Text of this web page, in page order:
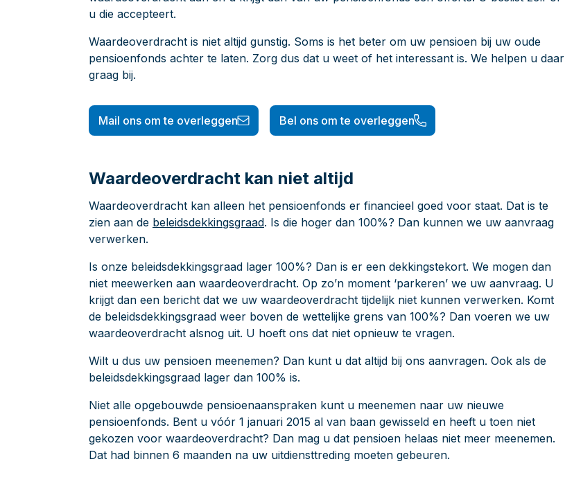
u die accepteert.
Waardeoverdracht is niet altijd gunstig. Soms is het beter om uw pensioen bij uw oude
pensioenfonds achter te laten. Zorg dus dat u weet of het interessant is. We helpen u daar
graag bij.
Mail ons om te overleggen Bel ons om te overleggen
Waardeoverdracht kan niet altijd
Waardeoverdracht kan alleen het pensioenfonds er financieel goed voor staat. Dat is te
zien aan de beleidsdekkingsgraad. Is die hoger dan 100%? Dan kunnen we uw aanvraag
verwerken.
Is onze beleidsdekkingsgraad lager 100%? Dan is er een dekkingstekort. We mogen dan
niet meewerken aan waardeoverdracht. Op zo’n moment ‘parkeren’ we uw aanvraag. U
krijgt dan een bericht dat we uw waardeoverdracht tijdelijk niet kunnen verwerken. Komt
de beleidsdekkingsgraad weer boven de wettelijke grens van 100%? Dan voeren we uw
waardeoverdracht alsnog uit. U hoeft ons dat niet opnieuw te vragen.
Wilt u dus uw pensioen meenemen? Dan kunt u dat altijd bij ons aanvragen. Ook als de
beleidsdekkingsgraad lager dan 100% is.
Niet alle opgebouwde pensioenaanspraken kunt u meenemen naar uw nieuwe
pensioenfonds. Bent u vóór 1 januari 2015 al van baan gewisseld en heeft u toen niet
gekozen voor waardeoverdracht? Dan mag u dat pensioen helaas niet meer meenemen.
Dat had binnen 6 maanden na uw uitdiensttreding moeten gebeuren.